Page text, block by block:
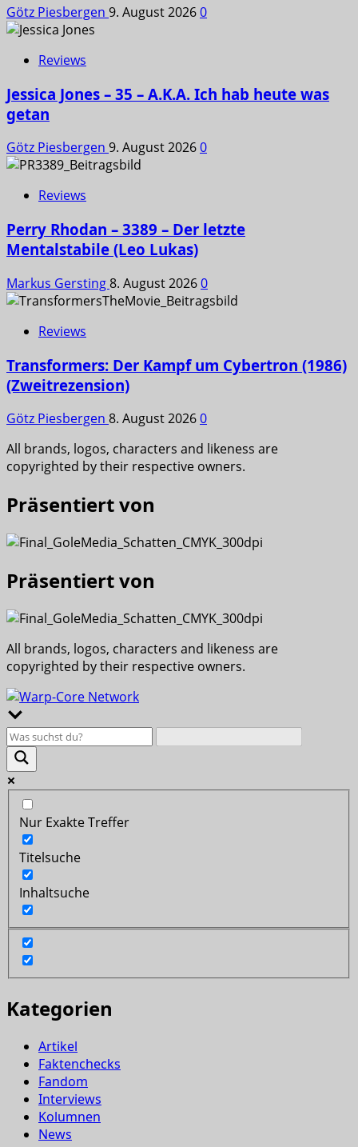
Götz Piesbergen 9. August 20260
Reviews
Jessica Jones – 35 – A.K.A. Ich hab heute was
getan
Götz Piesbergen 9. August 20260
Reviews
Perry Rhodan – 3389 – Der letzte
Mentalstabile (Leo Lukas)
Markus Gersting8. August 20260
Reviews
Transformers: Der Kampf um Cybertron (1986)
(Zweitrezension)
Götz Piesbergen 8. August 20260
All brands, logos, characters and likeness are
copyrighted by their respective owners.
Präsentiert von
Präsentiert von
All brands, logos, characters and likeness are
copyrighted by their respective owners.
Nur Exakte Treffer
Titelsuche
Inhaltsuche
Kategorien
Artikel
Faktenchecks
Fandom
Interviews
Kolumnen
News